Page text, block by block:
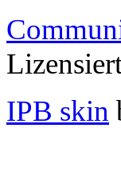
IPB skin